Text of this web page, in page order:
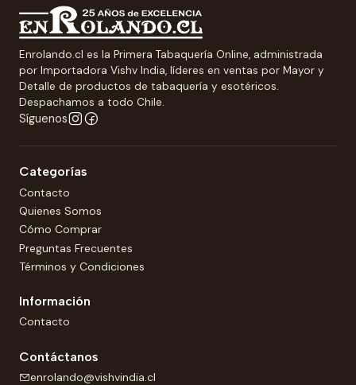
Enrolando.cl es la Primera Tabaquería Online, administrada
por Importadora Vishv India, líderes en ventas por Mayor y
Detalle de productos de tabaquería y esotéricos.
Despachamos a todo Chile.
Síguenos
Categorías
Contacto
Quienes Somos
Cómo Comprar
Preguntas Frecuentes
Términos y Condiciones
Información
Contacto
Contáctanos
enrolando@vishvindia.cl